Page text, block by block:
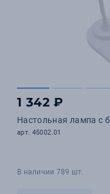
1 342 ₽
Настольная лампа с
арт. 45002.01
В наличии 789 шт.